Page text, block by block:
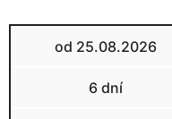
od 25.08.2026
6 dní